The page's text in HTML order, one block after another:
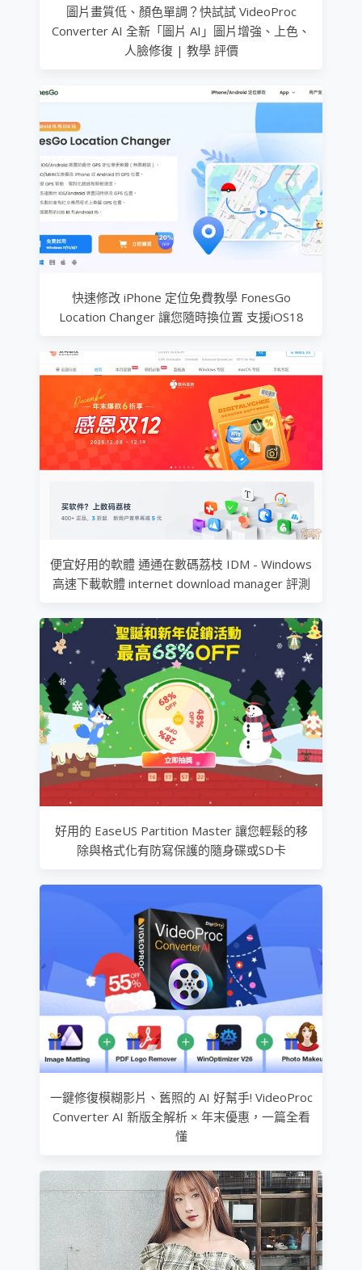
圖片畫質低、顏色單調？快試試 VideoProc
Converter AI 全新「圖片 AI」圖片增強、上色、
人臉修復 | 教學 評價
快速修改 iPhone 定位免費教學 FonesGo
Location Changer 讓您隨時換位置 支援iOS18
便宜好用的軟體 通通在數碼荔枝 IDM - Windows
高速下載軟體 internet download manager 評測
好用的 EaseUS Partition Master 讓您輕鬆的移
除與格式化有防寫保護的隨身碟或SD卡
一鍵修復模糊影片、舊照的 AI 好幫手! VideoProc
Converter AI 新版全解析 × 年末優惠，一篇全看
懂